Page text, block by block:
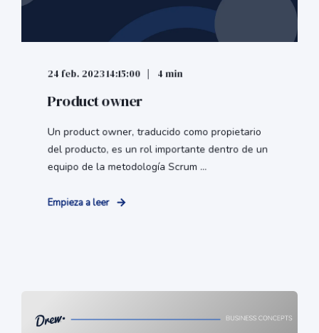
24 feb. 2023 14:15:00 4 min
Product owner
Un product owner, traducido como propietario
del producto, es un rol importante dentro de un
equipo de la metodología Scrum ...
Empieza a leer